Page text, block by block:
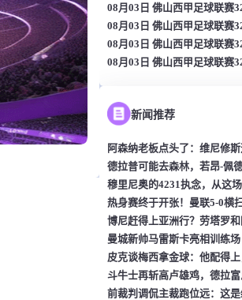
08月03日 佛山西甲足球联赛
08月03日 佛山西甲足球联赛
08月03日 佛山西甲足球联赛
08月03日 佛山西甲足球联赛
新闻推荐
阿森纳老板点头了：维尼修
德拉普可能去森林，若昂-佩
穆里尼奥的4231执念，从这
热身赛终于开张！曼联5-0横
博尼赶得上亚洲行？劳塔罗和
曼城新帅马雷斯卡亮相训练
皮克谈梅西拿金球：他配得
斗牛士再斩高卢雄鸡，德拉
前裁判调侃主裁跑位远：这是